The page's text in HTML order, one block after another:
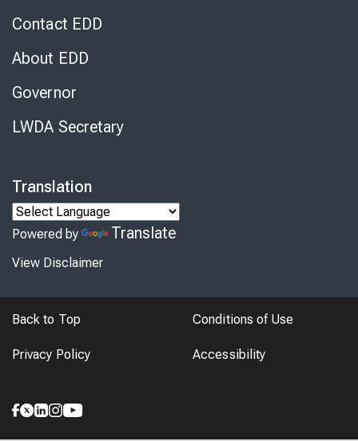
Contact EDD
About EDD
Governor
LWDA Secretary
Translation
Powered by Translate
View Disclaimer
Back to Top Conditions of Use
Privacy Policy Accessibility